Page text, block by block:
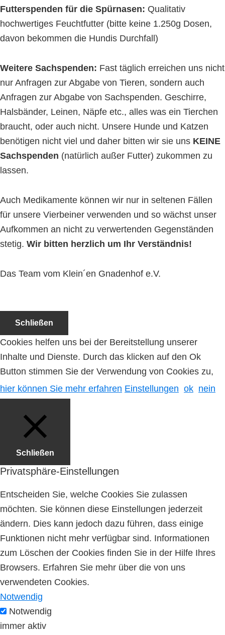
Futterspenden für die Spürnasen: Qualitativ
hochwertiges Feuchtfutter (bitte keine 1.250g Dosen,
davon bekommen die Hundis Durchfall)
Weitere Sachspenden: Fast täglich erreichen uns nicht
nur Anfragen zur Abgabe von Tieren, sondern auch
Anfragen zur Abgabe von Sachspenden. Geschirre,
Halsbänder, Leinen, Näpfe etc., alles was ein Tierchen
braucht, oder auch nicht. Unsere Hunde und Katzen
benötigen nicht viel und daher bitten wir sie uns KEINE
Sachspenden (natürlich außer Futter) zukommen zu
lassen.
Auch Medikamente können wir nur in seltenen Fällen
für unsere Vierbeiner verwenden und so wächst unser
Aufkommen an nicht zu verwertenden Gegenständen
stetig. Wir bitten herzlich um Ihr Verständnis!
Das Team vom Klein´en Gnadenhof e.V.
Schließen
Cookies helfen uns bei der Bereitstellung unserer
Inhalte und Dienste. Durch das klicken auf den Ok
Button stimmen Sie der Verwendung von Cookies zu,
hier können Sie mehr erfahren Einstellungen ok nein
Schließen
Privatsphäre-Einstellungen
Entscheiden Sie, welche Cookies Sie zulassen
möchten. Sie können diese Einstellungen jederzeit
ändern. Dies kann jedoch dazu führen, dass einige
Funktionen nicht mehr verfügbar sind. Informationen
zum Löschen der Cookies finden Sie in der Hilfe Ihres
Browsers. Erfahren Sie mehr über die von uns
verwendeten Cookies.
Notwendig
Notwendig
immer aktiv